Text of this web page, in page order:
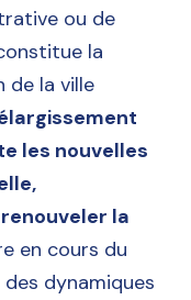
ou de
la
de la ville
les nouvelles
la
en cours du
dynamiques